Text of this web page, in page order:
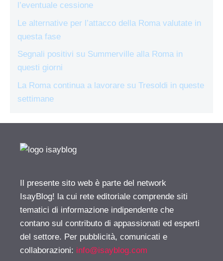
l’eventuale cessione
Le alternative per l’attacco della Roma valutate in
questa fase
Segnali positivi su Summerville alla Roma in
questi giorni
La Roma continua a lavorare su Tresoldi in queste
settimane
Il presente sito web è parte del network
IsayBlog! la cui rete editoriale comprende siti
tematici di informazione indipendente che
contano sul contributo di appassionati ed esperti
del settore. Per pubblicità, comunicati e
collaborazioni: info@isayblog.com